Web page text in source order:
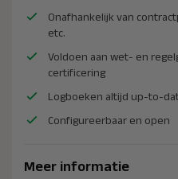
Onafhankelijk van
etc.
Voldoen aan wet- en
certificering
Logboeken altijd up-to-
Configureerbaar en open
Meer informatie